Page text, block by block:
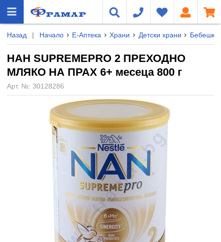
Назад | Начало Е-Аптека Храни Детски храни Бебешки
НАН SUPREMEPRO 2 ПРЕХОДНО
МЛЯКО НА ПРАХ 6+ месеца 800 г
Арт. №: 30128286